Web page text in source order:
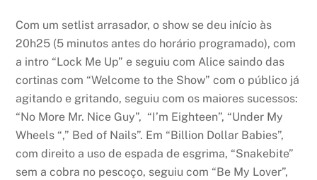
Com um setlist arrasador, o show se deu início às
20h25 (5 minutos antes do horário programado), com
a intro “Lock Me Up” e seguiu com Alice saindo das
cortinas com “Welcome to the Show” com o público já
agitando e gritando, seguiu com os maiores sucessos:
“No More Mr. Nice Guy”, “I’m Eighteen”, “Under My
Wheels “,” Bed of Nails”. Em “Billion Dollar Babies”,
com direito a uso de espada de esgrima, “Snakebite”
sem a cobra no pescoço, seguiu com “Be My Lover”,